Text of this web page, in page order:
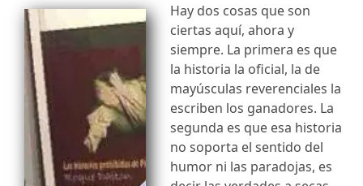
Hay dos cosas que son
ciertas aquí, ahora y
siempre. La primera es que
la historia la oficial, la de
mayúsculas reverenciales la
escriben los ganadores. La
segunda es que esa historia
no soporta el sentido del
humor ni las paradojas, es